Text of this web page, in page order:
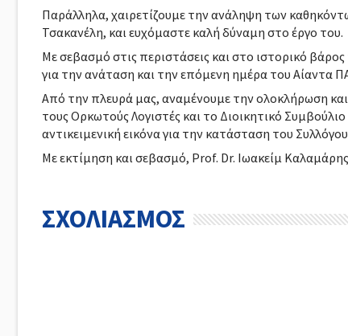
Παράλληλα, χαιρετίζουμε την ανάληψη των
Τσακανέλη, και ευχόμαστε καλή δύναμη στο έργο του.
Με σεβασμό στις περιστάσεις και στο ιστορικό
για την ανάταση και την επόμενη ημέρα του Αίαντα
Από την πλευρά μας, αναμένουμε την ολοκλήρωση
τους Ορκωτούς Λογιστές και το Διοικητικό
αντικειμενική εικόνα για την κατάσταση του
Με εκτίμηση και σεβασμό, Prof. Dr. Ιωακείμ
ΣΧΟΛΙΑΣΜΟΣ